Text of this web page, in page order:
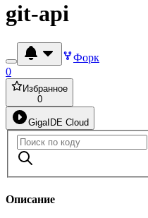
git-api
Форк
0
Избранное
0
GigaIDE Cloud
Описание